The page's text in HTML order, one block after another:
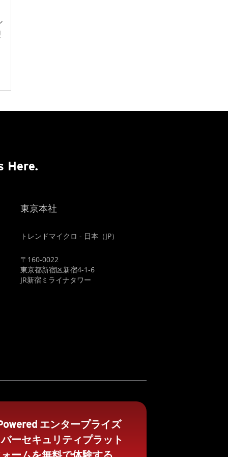
Here.
東京本社
トレンドマイクロ - 日本（JP）
〒160-0022
東京都新宿区新宿4-1-6
JR新宿ミライナタワー
エンタープライズ
ーセキュリティプラット